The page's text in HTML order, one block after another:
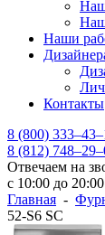
Наши
Контакты
8 (800)
8 (812)
Отвечаем на
с 10:00 до 20:00
Главная -
52-S6 SC